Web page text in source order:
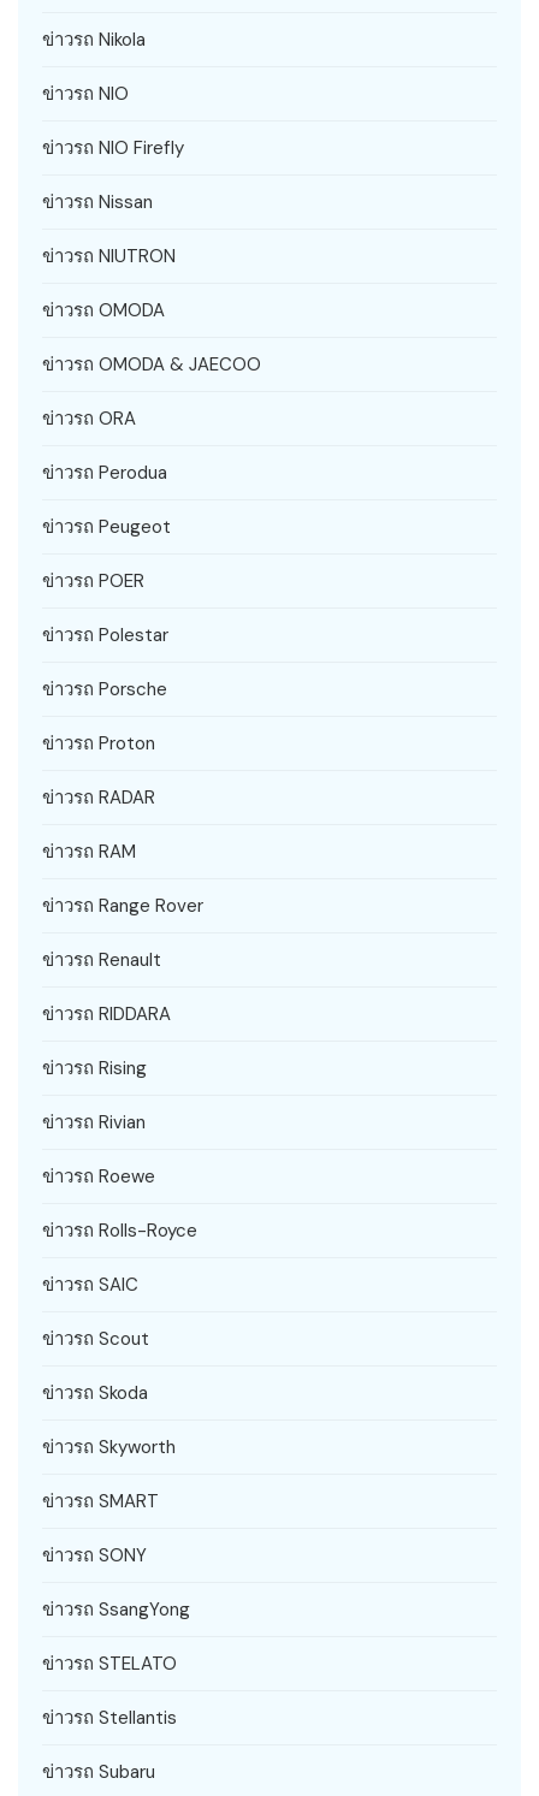
ข่าวรถ Nikola
ข่าวรถ NIO
ข่าวรถ NIO Firefly
ข่าวรถ Nissan
ข่าวรถ NIUTRON
ข่าวรถ OMODA
ข่าวรถ OMODA & JAECOO
ข่าวรถ ORA
ข่าวรถ Perodua
ข่าวรถ Peugeot
ข่าวรถ POER
ข่าวรถ Polestar
ข่าวรถ Porsche
ข่าวรถ Proton
ข่าวรถ RADAR
ข่าวรถ RAM
ข่าวรถ Range Rover
ข่าวรถ Renault
ข่าวรถ RIDDARA
ข่าวรถ Rising
ข่าวรถ Rivian
ข่าวรถ Roewe
ข่าวรถ Rolls-Royce
ข่าวรถ SAIC
ข่าวรถ Scout
ข่าวรถ Skoda
ข่าวรถ Skyworth
ข่าวรถ SMART
ข่าวรถ SONY
ข่าวรถ SsangYong
ข่าวรถ STELATO
ข่าวรถ Stellantis
ข่าวรถ Subaru